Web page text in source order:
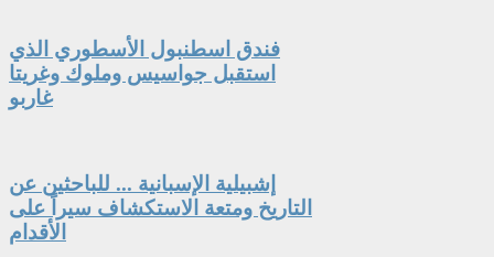
فندق اسطنبول الأسطوري الذي
استقبل جواسيس وملوك وغريتا
غاربو
إشبيلية الإسبانية ... للباحثين عن
التاريخ ومتعة الاستكشاف سيراً على
الأقدام